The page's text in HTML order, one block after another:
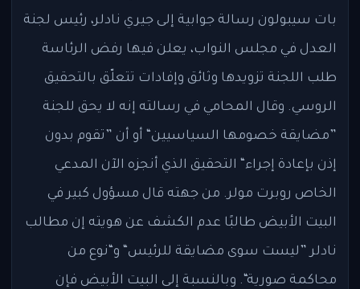
بات سيبولون رسالة جوابية إلى جيري نادلر، رئيس لجنة
العدل في مجلس النواب، يعلن فيها رفض الرئاسة
طلب اللجنة تزويدها وثائق وإفادات تتعلّق بالتحقيق
الروسي. وقال المحامي في رسالته إنه لا يحق للجنة
”مضايقة خصومها السياسيين“ أو أن ”تقوم بدون
إذن بإعادة إجراء“ التحقيق الذي أنجزه الآن المدعي
الخاص روبرت مولر. من جهته قال مسؤول كبير في
البيت الأبيض طالبًا عدم الكشف عن هويته إن مطالب
نادلر ”ليست سوى مضايقة للرئيس“ و“نوع من
محاكمة صورية“. وبالنسبة إلى البيت الأبيض فإن